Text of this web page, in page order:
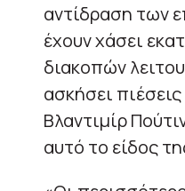
αντίδραση των
έχουν χάσει
διακοπών
ασκήσει
Βλαντιμίρ
αυτό το είδος